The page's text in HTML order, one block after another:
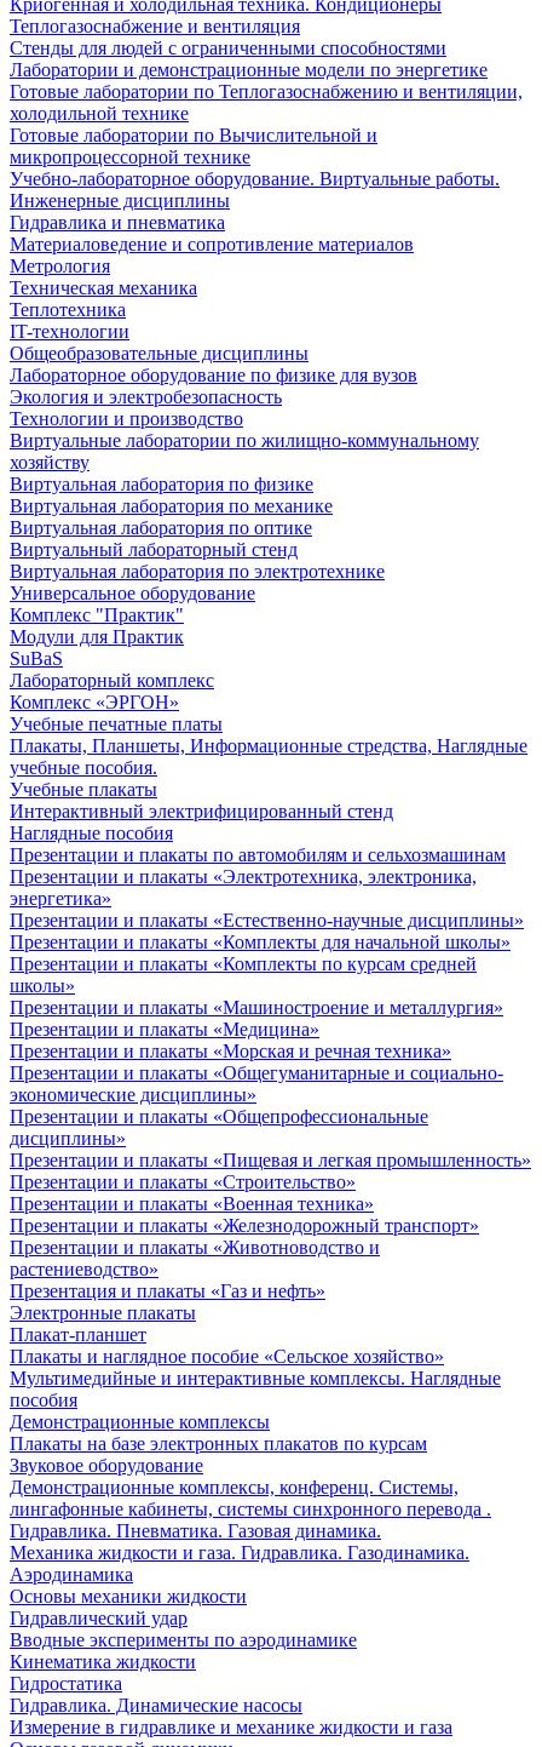
Криогенная и холодильная техника. Кондиционеры
Теплогазоснабжение и вентиляция
Стенды для людей с ограниченными способностями
Лаборатории и демонстрационные модели по энергетике
Готовые лаборатории по Теплогазоснабжению и вентиляции,
холодильной технике
Готовые лаборатории по Вычислительной и
микропроцессорной технике
Учебно-лабораторное оборудование. Виртуальные работы.
Инженерные дисциплины
Гидравлика и пневматика
Материаловедение и сопротивление материалов
Метрология
Техническая механика
Теплотехника
IT-технологии
Общеобразовательные дисциплины
Лабораторное оборудование по физике для вузов
Экология и электробезопасность
Технологии и производство
Виртуальные лаборатории по жилищно-коммунальному
хозяйству
Виртуальная лаборатория по физике
Виртуальная лаборатория по механике
Виртуальная лаборатория по оптике
Виртуальный лабораторный стенд
Виртуальная лаборатория по электротехнике
Универсальное оборудование
Комплекс "Практик"
Модули для Практик
SuBaS
Лабораторный комплекс
Комплекс «ЭРГОН»
Учебные печатные платы
Плакаты, Планшеты, Информационные стредства, Наглядные
учебные пособия.
Учебные плакаты
Интерактивный электрифицированный стенд
Наглядные пособия
Презентации и плакаты по автомобилям и сельхозмашинам
Презентации и плакаты «Электротехника, электроника,
энергетика»
Презентации и плакаты «Естественно-научные дисциплины»
Презентации и плакаты «Комплекты для начальной школы»
Презентации и плакаты «Комплекты по курсам средней
школы»
Презентации и плакаты «Машиностроение и металлургия»
Презентации и плакаты «Медицина»
Презентации и плакаты «Морская и речная техника»
Презентации и плакаты «Общегуманитарные и социально-
экономические дисциплины»
Презентации и плакаты «Общепрофессиональные
дисциплины»
Презентации и плакаты «Пищевая и легкая промышленность»
Презентации и плакаты «Строительство»
Презентации и плакаты «Военная техника»
Презентации и плакаты «Железнодорожный транспорт»
Презентации и плакаты «Животноводство и
растениеводство»
Презентация и плакаты «Газ и нефть»
Электронные плакаты
Плакат-планшет
Плакаты и наглядное пособие «Сельское хозяйство»
Мультимедийные и интерактивные комплексы. Наглядные
пособия
Демонстрационные комплексы
Плакаты на базе электронных плакатов по курсам
Звуковое оборудование
Демонстрационные комплексы, конференц. Системы,
лингафонные кабинеты, системы синхронного перевода .
Гидравлика. Пневматика. Газовая динамика.
Механика жидкости и газа. Гидравлика. Газодинамика.
Аэродинамика
Основы механики жидкости
Гидравлический удар
Вводные эксперименты по аэродинамике
Кинематика жидкости
Гидростатика
Гидравлика. Динамические насосы
Измерение в гидравлике и механике жидкости и газа